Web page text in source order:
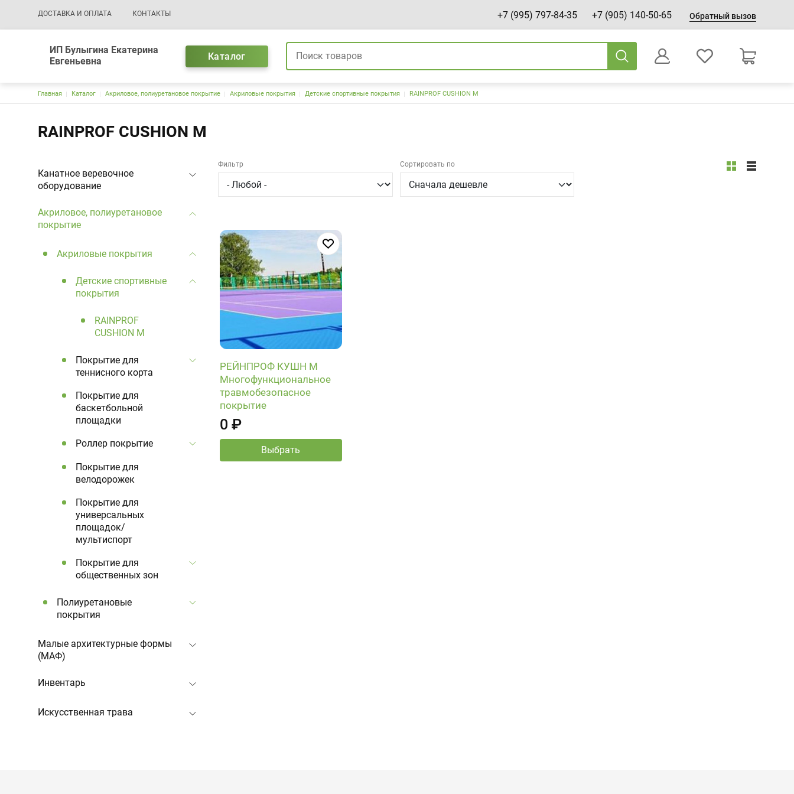
Основная навигация
ДОСТАВКА И ОПЛАТА КОНТАКТЫ +7 (995) 797-84-35 +7 (905) 140-50-65 Обратный вызов
ИП Булыгина Екатерина
Евгеньевна
Каталог
Оформление заказа
Строка навигации
Главная Каталог Акриловое, полиуретановое покрытие Акриловые покрытия Детские спортивные покрытия RAINPROF CUSHION M
RAINPROF CUSHION M
Канатное веревочное
оборудование
Акриловое, полиуретановое
покрытие
Акриловые покрытия
Детские спортивные
покрытия
RAINPROF
CUSHION M
Покрытие для
теннисного корта
Покрытие для
баскетбольной
площадки
Роллер покрытие
Покрытие для
велодорожек
Покрытие для
универсальных
площадок/
мультиспорт
Покрытие для
общественных зон
Полиуретановые
покрытия
Малые архитектурные формы
(МАФ)
Инвентарь
Искусственная трава
Фильтр Сортировать по
РЕЙНПРОФ КУШН M
Многофункциональное
травмобезопасное
покрытие
0 ₽
Выбрать